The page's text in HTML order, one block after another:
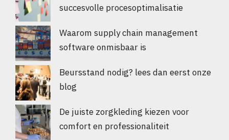
succesvolle procesoptimalisatie
Waarom supply chain management
software onmisbaar is
Beursstand nodig? lees dan eerst onze
blog
De juiste zorgkleding kiezen voor
comfort en professionaliteit